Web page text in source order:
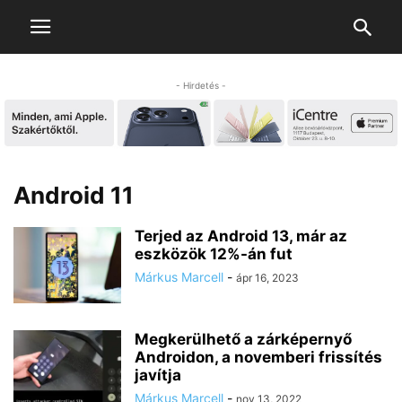
- Hirdetés -
Android 11
Terjed az Android 13, már az
eszközök 12%-án fut
Márkus Marcell - ápr 16, 2023
Megkerülhető a zárképernyő
Androidon, a novemberi frissítés
javítja
Márkus Marcell - nov 13, 2022